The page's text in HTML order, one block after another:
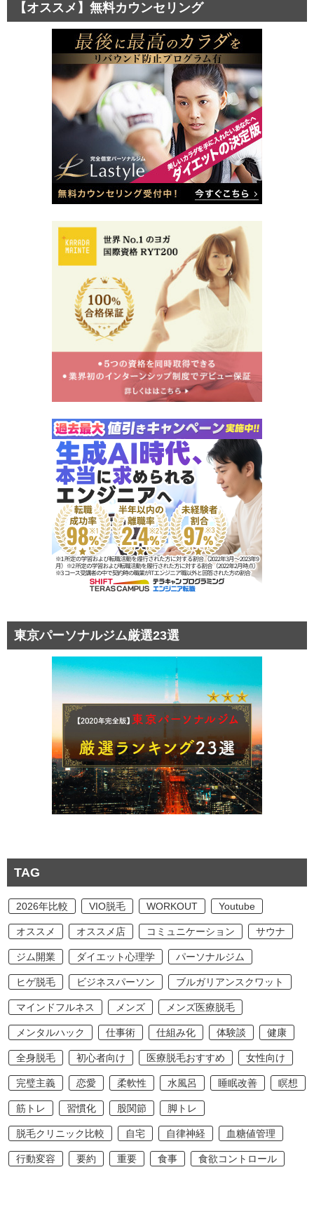
【オススメ】無料カウンセリング
東京パーソナルジム厳選23選
TAG
2026年比較 VIO脱毛 WORKOUT Youtube
オススメ オススメ店 コミュニケーション サウナ
ジム開業 ダイエット心理学 パーソナルジム
ヒゲ脱毛 ビジネスパーソン ブルガリアンスクワット
マインドフルネス メンズ メンズ医療脱毛
メンタルハック 仕事術 仕組み化 体験談 健康
全身脱毛 初心者向け 医療脱毛おすすめ 女性向け
完璧主義 恋愛 柔軟性 水風呂 睡眠改善 瞑想
筋トレ 習慣化 股関節 脚トレ
脱毛クリニック比較 自宅 自律神経 血糖値管理
行動変容 要約 重要 食事 食欲コントロール